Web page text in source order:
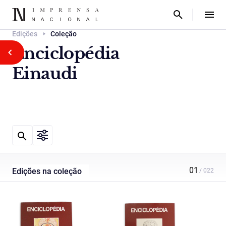
Edições Coleção
Enciclopédia
Einaudi
Edições na coleção